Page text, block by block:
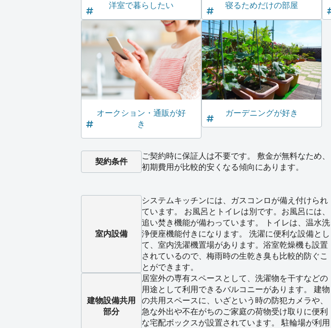
洋室で暮らしたい 寝るためだけの部屋
オークション・通販が好
き
ガーデニングが好き
契約条件
ご契約時に保証人は不要です。 敷金が無料なため、
初期費用が比較的安くなる傾向にあります。
室内設備
システムキッチンには、ガスコンロが備え付けられ
ています。 お風呂とトイレは別です。お風呂には、
追い焚き機能が備わっています。 トイレは、温水洗
浄便座機能付きになります。 洗濯に便利な設備とし
て、室内洗濯機置場があります。浴室乾燥機も設置
されているので、梅雨時の生乾き臭も比較的防ぐこ
とができます。
建物設備共用
部分
居室外の専有スペースとして、洗濯物を干すなどの
用途として利用できるバルコニーがあります。 建物
の共用スペースに、いざという時の防犯カメラや、
急な外出や不在がちのご家庭の荷物受け取りに便利
な宅配ボックスが設置されています。 駐輪場が利用